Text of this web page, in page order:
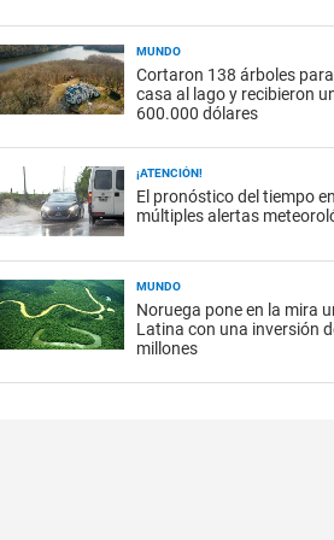
MUNDO
Cortaron 138 árboles
casa al lago y recibieron
600.000 dólares
¡ATENCIÓN!
El pronóstico del tiempo
múltiples alertas
MUNDO
Noruega pone en la mira
Latina con una inversión
millones